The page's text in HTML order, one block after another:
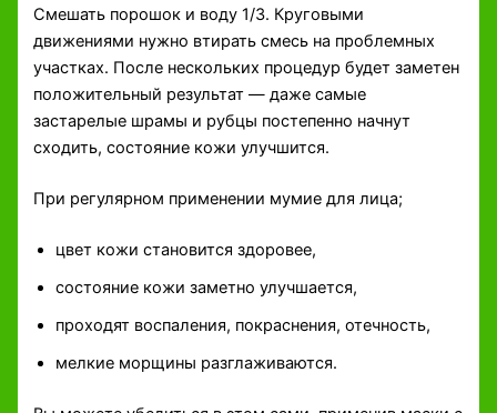
Смешать порошок и воду 1/3. Круговыми
движениями нужно втирать смесь на проблемных
участках. После нескольких процедур будет заметен
положительный результат — даже самые
застарелые шрамы и рубцы постепенно начнут
сходить, состояние кожи улучшится.
При регулярном применении мумие для лица;
цвет кожи становится здоровее,
состояние кожи заметно улучшается,
проходят воспаления, покраснения, отечность,
мелкие морщины разглаживаются.